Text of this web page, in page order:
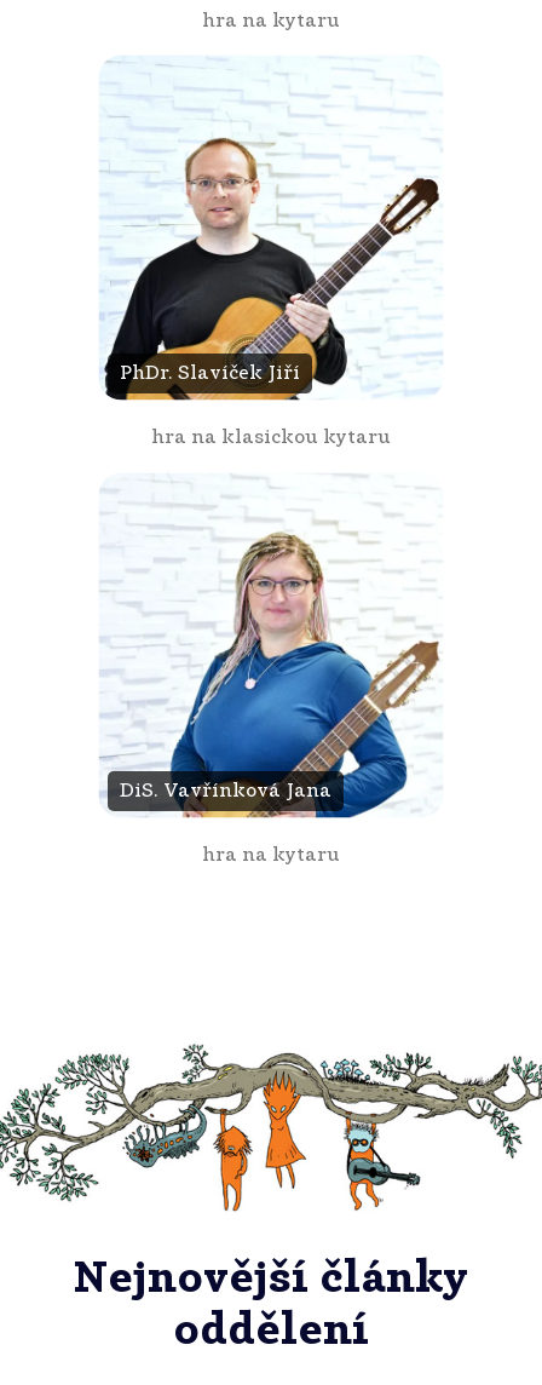
hra na kytaru
PhDr. Slavíček Jiří
hra na klasickou kytaru
DiS. Vavřínková Jana
hra na kytaru
Nejnovější články
oddělení